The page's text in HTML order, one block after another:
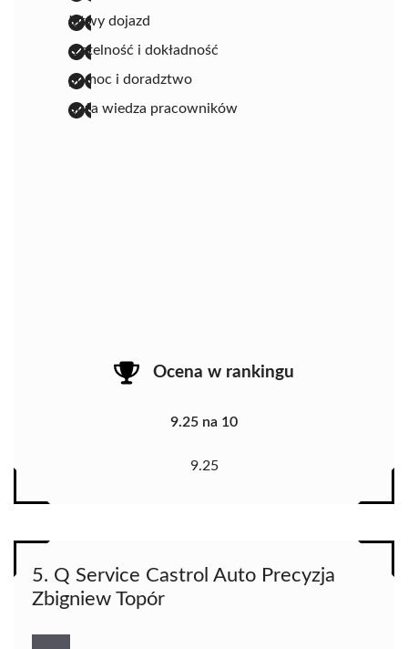
łatwy dojazd
rzetelność i dokładność
pomoc i doradztwo
duża wiedza pracowników
Ocena w rankingu
9.25 na 10
9.25
5. Q Service Castrol Auto Precyzja
Zbigniew Topór